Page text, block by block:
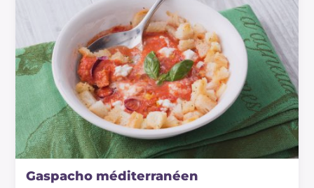
Gaspacho méditerranéen